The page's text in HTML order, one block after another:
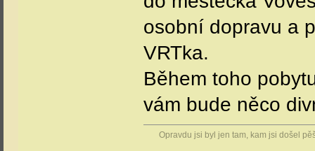
osobní dopravu a
VRTka.
Během toho
vám bude něco
Opravdu jsi byl jen tam, kam jsi došel